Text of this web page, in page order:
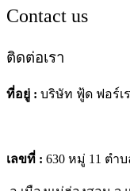
Contact us
ติดต่อเรา
ที่อยู่ : บริษัท ฟู้ด ฟอร์เ
เลขที่ : 630 หมู่ 11 ตำ